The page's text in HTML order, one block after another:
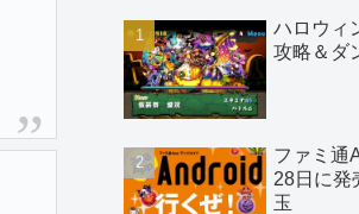
ハロウ
攻略＆ダ
ファミ通
28日に発
玉